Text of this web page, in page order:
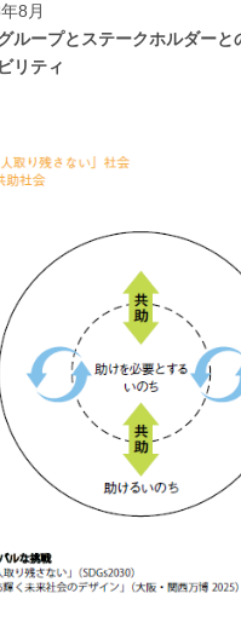
8月
ループとステークホルダーと
リティ